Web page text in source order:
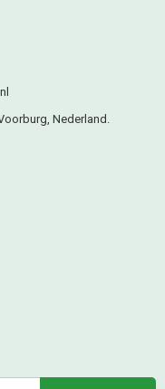
Nederland.